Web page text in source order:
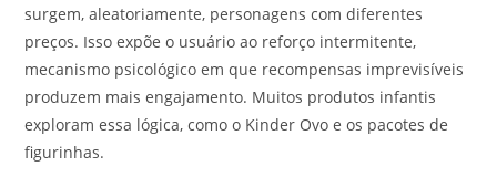
surgem, aleatoriamente, personagens com diferentes
preços. Isso expõe o usuário ao reforço intermitente,
mecanismo psicológico em que recompensas imprevisíveis
produzem mais engajamento. Muitos produtos infantis
exploram essa lógica, como o Kinder Ovo e os pacotes de
figurinhas.